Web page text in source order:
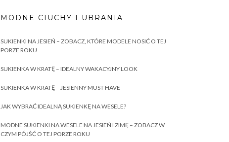
MODNE CIUCHY I UBRANIA
SUKIENKI NA JESIEŃ – ZOBACZ, KTÓRE MODELE NOSIĆ O TEJ
PORZE ROKU
SUKIENKA W KRATĘ – IDEALNY WAKACYJNY LOOK
SUKIENKA W KRATĘ – JESIENNY MUST HAVE
JAK WYBRAĆ IDEALNĄ SUKIENKĘ NA WESELE?
MODNE SUKIENKI NA WESELE NA JESIEŃ I ZIMĘ – ZOBACZ W
CZYM PÓJŚĆ O TEJ PORZE ROKU